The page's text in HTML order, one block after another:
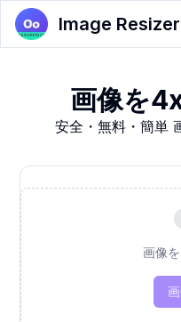
Image
画像を
安全・無料・簡単
画像